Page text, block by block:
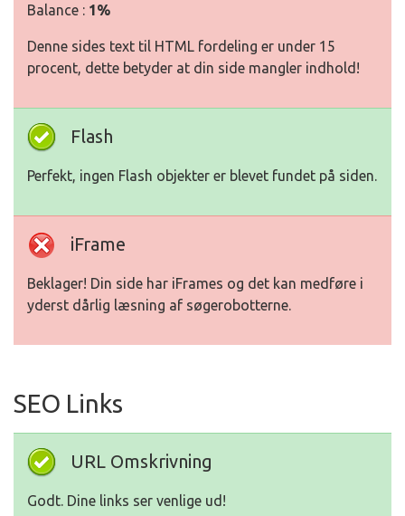
Balance : 1%
Denne sides text til HTML fordeling er under 15
procent, dette betyder at din side mangler indhold!
Flash
Perfekt, ingen Flash objekter er blevet fundet på siden.
iFrame
Beklager! Din side har iFrames og det kan medføre i
yderst dårlig læsning af søgerobotterne.
SEO Links
URL Omskrivning
Godt. Dine links ser venlige ud!